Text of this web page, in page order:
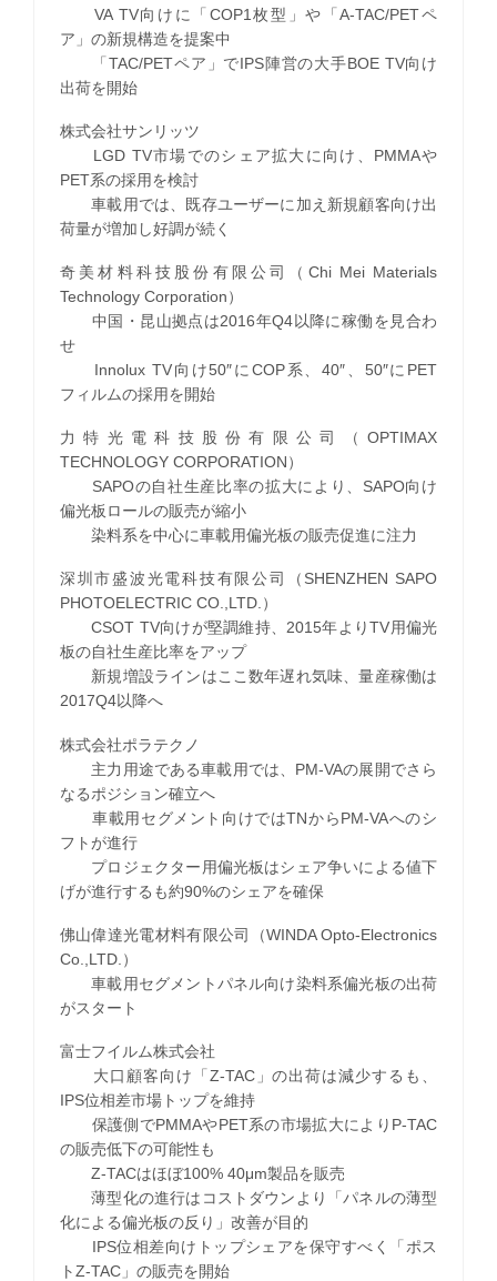
VA TV向けに「COP1枚型」や「A-TAC/PETペ
ア」の新規構造を提案中
「TAC/PETペア」でIPS陣営の大手BOE TV向け
出荷を開始
株式会社サンリッツ
LGD TV市場でのシェア拡大に向け、PMMAや
PET系の採用を検討
車載用では、既存ユーザーに加え新規顧客向け出
荷量が増加し好調が続く
奇美材料科技股份有限公司（Chi Mei Materials
Technology Corporation）
中国・昆山拠点は2016年Q4以降に稼働を見合わ
せ
Innolux TV向け50″にCOP系、40″、50″にPET
フィルムの採用を開始
力特光電科技股份有限公司（OPTIMAX
TECHNOLOGY CORPORATION）
SAPOの自社生産比率の拡大により、SAPO向け
偏光板ロールの販売が縮小
染料系を中心に車載用偏光板の販売促進に注力
深圳市盛波光電科技有限公司（SHENZHEN SAPO
PHOTOELECTRIC CO.,LTD.）
CSOT TV向けが堅調維持、2015年よりTV用偏光
板の自社生産比率をアップ
新規増設ラインはここ数年遅れ気味、量産稼働は
2017Q4以降へ
株式会社ポラテクノ
主力用途である車載用では、PM-VAの展開でさら
なるポジション確立へ
車載用セグメント向けではTNからPM-VAへのシ
フトが進行
プロジェクター用偏光板はシェア争いによる値下
げが進行するも約90%のシェアを確保
佛山偉達光電材料有限公司（WINDA Opto-Electronics
Co.,LTD.）
車載用セグメントパネル向け染料系偏光板の出荷
がスタート
富士フイルム株式会社
大口顧客向け「Z-TAC」の出荷は減少するも、
IPS位相差市場トップを維持
保護側でPMMAやPET系の市場拡大によりP-TAC
の販売低下の可能性も
Z-TACはほぼ100% 40μm製品を販売
薄型化の進行はコストダウンより「パネルの薄型
化による偏光板の反り」改善が目的
IPS位相差向けトップシェアを保守すべく「ポス
トZ-TAC」の販売を開始